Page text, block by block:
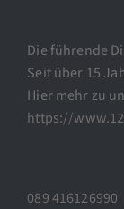
Die führende
Seit über 15
Hier mehr zu
https://
089 416126990